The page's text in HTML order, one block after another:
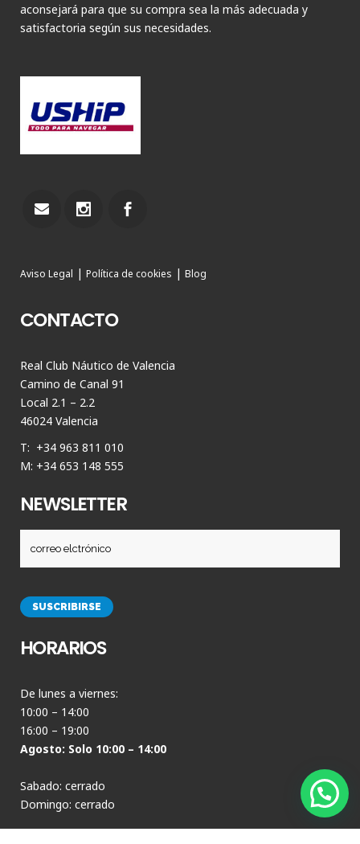
aconsejará para que su compra sea la más adecuada y
satisfactoria según sus necesidades.
Aviso Legal | Política de cookies | Blog
CONTACTO
Real Club Náutico de Valencia
Camino de Canal 91
Local 2.1 – 2.2
46024 Valencia
T: +34 963 811 010
M: +34 653 148 555
NEWSLETTER
HORARIOS
De lunes a viernes:
10:00 – 14:00
16:00 – 19:00
Agosto: Solo 10:00 – 14:00
Sabado: cerrado
Domingo: cerrado